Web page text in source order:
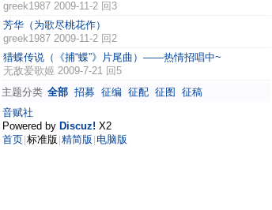
greek1987 2009-11-2 回3
芳华（为歌尽桃花作）
greek1987 2009-11-2 回2
猎蝶传说（《捕“蝶”》片尾曲）——热情招唱中~
无敌爱歌姬 2009-7-21 回5
主题分类 全部 招募 征编 征配 征图
征稿
音赋社
Powered by Discuz! X2
首页 标准版 精简版 电脑版